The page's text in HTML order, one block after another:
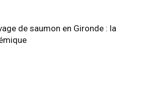
de saumon en Gironde : la